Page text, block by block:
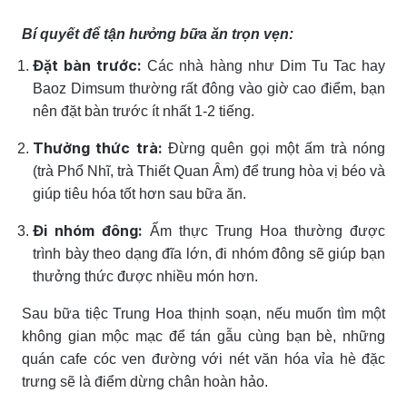
Bí quyết để tận hưởng bữa ăn trọn vẹn:
Đặt bàn trước: Các nhà hàng như Dim Tu Tac hay
Baoz Dimsum thường rất đông vào giờ cao điểm, bạn
nên đặt bàn trước ít nhất 1-2 tiếng.
Thưởng thức trà: Đừng quên gọi một ấm trà nóng
(trà Phổ Nhĩ, trà Thiết Quan Âm) để trung hòa vị béo và
giúp tiêu hóa tốt hơn sau bữa ăn.
Đi nhóm đông: Ẩm thực Trung Hoa thường được
trình bày theo dạng đĩa lớn, đi nhóm đông sẽ giúp bạn
thưởng thức được nhiều món hơn.
Sau bữa tiệc Trung Hoa thịnh soạn, nếu muốn tìm một
không gian mộc mạc để tán gẫu cùng bạn bè, những
quán cafe cóc ven đường với nét văn hóa vỉa hè đặc
trưng sẽ là điểm dừng chân hoàn hảo.